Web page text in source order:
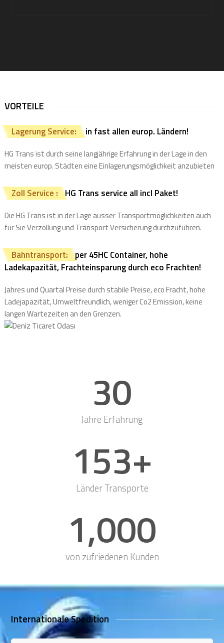
VORTEILE
Lagerung Service: in fast allen europ. Ländern!
HG Trans ist durch seine langjährige Erfahrung in der Lage in den
meisten europ. Städten eine Einlagerungsmöglichkeit anzubieten
Zoll Service : HG Trans service all incl Paket!
Die HG Trans ist in der Lage ausser Transportmöglichkeiten auch
für Sie Verzollung und Transport Versicherung durchzuführen.
Bahntransport: per 45HC Container, hohe
Ladekapazität, Frachteinsparung durch eco Frachten!
Jahres und Quartal Preise durch stabile Preise, eco Fracht, hohe
Ladejapazität, Umweltfreundlich, weniger Co2 Emission, keine
langen Wartezeiten an den Grenzen.
30
Jahre Erfahrung
153+
Länder Transporte
1,000
von zufriedenen Kunden
Internationale Spedition